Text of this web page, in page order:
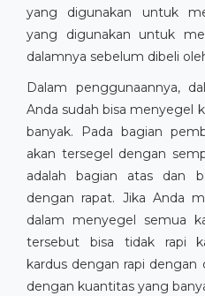
yang digunakan untuk
yang digunakan untuk
dalamnya sebelum dibeli
Dalam penggunaannya,
Anda sudah bisa menyegel
banyak. Pada bagian
akan tersegel dengan
adalah bagian atas dan
dengan rapat. Jika Anda
dalam menyegel semua
tersebut bisa tidak rapi
kardus dengan rapi dengan
dengan kuantitas yang